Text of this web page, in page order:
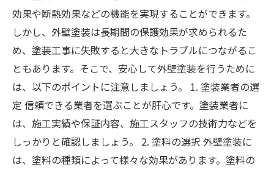
効果や断熱効果などの機能を実現することができます。
しかし、外壁塗装は長期間の保護効果が求められるた
め、塗装工事に失敗すると大きなトラブルにつながるこ
ともあります。そこで、安心して外壁塗装を行うために
は、以下のポイントに注意しましょう。 1. 塗装業者の選
定 信頼できる業者を選ぶことが肝心です。塗装業者に
は、施工実績や保証内容、施工スタッフの技術力などを
しっかりと確認しましょう。 2. 塗料の選択 外壁塗装に
は、塗料の種類によって様々な効果があります。塗料の